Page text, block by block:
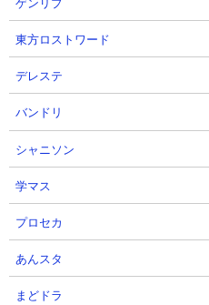
東方ロストワード
デレステ
バンドリ
シャニソン
学マス
プロセカ
あんスタ
まどドラ